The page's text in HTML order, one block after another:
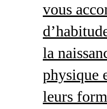
vous
la
physique
leurs